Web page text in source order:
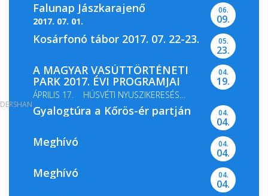
Falunap Jászkarajenő
2017. 07. 01.
06.
09.
Kosárfonó tábor 2017. 07. 22-23. 05.
23.
A MAGYAR VASÚTTÖRTÉNETI
PARK 2017. ÉVI PROGRAMJAI
ÁPRILIS 17. HÚSVÉTI NYUSZIKERESÉS
MÁJUS 13-14. GŐZMOZDONY...
04.
19.
Gyalogtúra a Kőrös-ér partján 04.
04.
Meghívó 04.
04.
Meghívó 04.
04.
DERSHAN